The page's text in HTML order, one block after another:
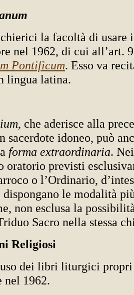
la facoltà di
nel 1962, di cui all’art.
Pontificum. Esso va
lingua latina.
, che aderisce alla
sacerdote idoneo, può
forma extraordinaria.
oratorio previsti
o l’Ordinario,
dispongano le modalità
non esclusa la
Sacro nella stessa
Religiosi
dei libri liturgici
1962.